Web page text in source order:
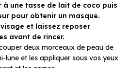
une tasse de lait de coco puis
pour obtenir un masque.
et laissez reposer
avant de rincer.
deux morceaux de peau de
lune et les appliquer sous vos yeux